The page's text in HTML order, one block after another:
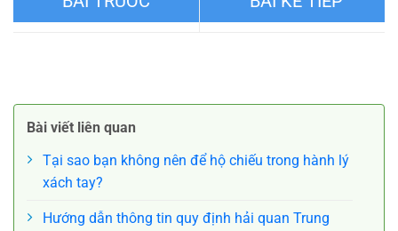
được
Bài viết liên quan
Tại sao bạn không nên để hộ chiếu trong hành lý
xách tay?
Hướng dẫn thông tin quy định hải quan Trung